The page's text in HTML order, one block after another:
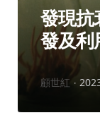
發現抗
發及利
作
顧世紅